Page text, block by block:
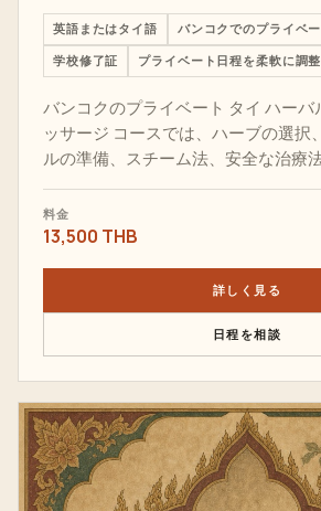
英語またはタイ語 バンコクでのプライベ
学校修了証 プライベート日程を柔軟に調整
バンコクのプライベート タイ ハーバ
ッサージ コースでは、ハーブの選択
ルの準備、スチーム法、安全な治療
料金
13,500 THB
詳しく見る
日程を相談